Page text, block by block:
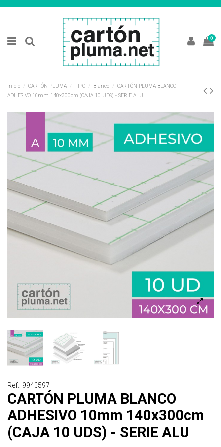
0
Inicio CARTÓN PLUMA TIPO Blanco
CARTÓN PLUMA BLANCO
ADHESIVO 10mm 140x300cm (CAJA 10 UDS) - SERIE ALU
Ref.: 9943597
CARTÓN PLUMA BLANCO
ADHESIVO 10mm 140x300cm
(CAJA 10 UDS) - SERIE ALU